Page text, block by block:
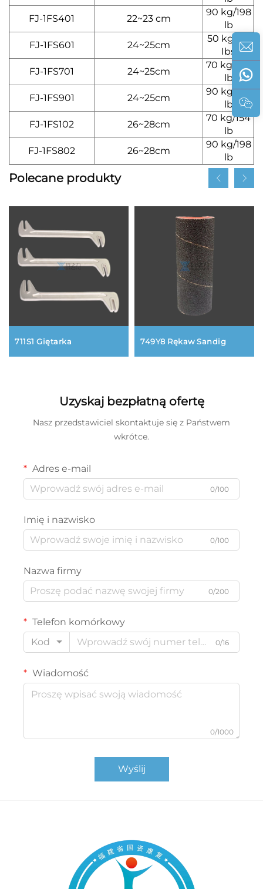
FJ-1FS401
22~23 cm
90 kg/198
lb
FJ-1FS601
24~25cm
50 kg/110
Ibs
FJ-1FS701
24~25cm
70 kg/154
lb
FJ-1FS901
24~25cm
90 kg/198
lb
FJ-1FS102
26~28cm
70 kg/154
lb
FJ-1FS802
26~28cm
90 kg/198
lb
Polecane produkty
711S1 Giętarka 749Y8 Rękaw Sandig
Uzyskaj bezpłatną ofertę
Nasz przedstawiciel skontaktuje się z Państwem
wkrótce.
Adres e-mail
0/100
Imię i nazwisko
0/100
Nazwa firmy
0/200
Telefon komórkowy
Kod
0/16
Wiadomość
0/1000
Wyślij